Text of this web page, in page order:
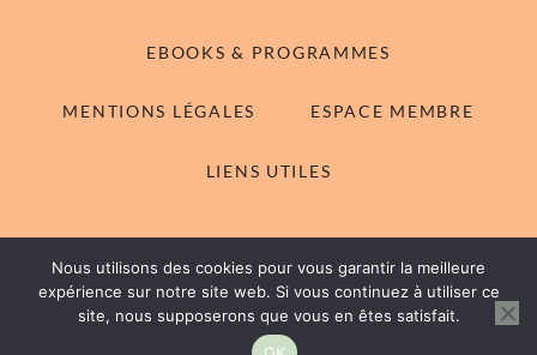
EBOOKS & PROGRAMMES
MENTIONS LÉGALES ESPACE MEMBRE
LIENS UTILES
© 2014-2026 With Emilie - Tous droits réservés
Rachel WordPress Themeby My Boutique Themes.
Nous utilisons des cookies pour vous garantir la meilleure
expérience sur notre site web. Si vous continuez à utiliser ce
site, nous supposerons que vous en êtes satisfait.